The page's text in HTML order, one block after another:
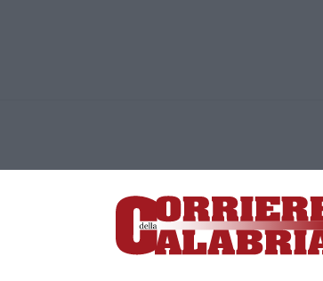
Lamezia Terme (CZ)
- Direttore responsabile Paola Militano |Privacy